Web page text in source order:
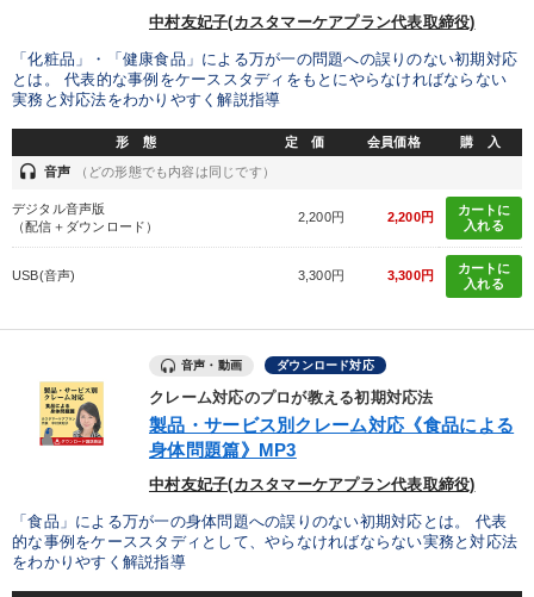
目的別
業績を伸ばしたい 財務・数字力の向上
パフォーマンス向上 経営体系を学びたい
新事業・新商品づくり 経営を改善したい
上場企業 企業成長 コロナ禍対策
※「更新」を押すと「カテゴリー」「目的別」「キーワード」を更新いただけます。
中村友妃子(カスタマーケアプラン代表取締役)
「化粧品」・「健康食品」による万が一の問題への誤りのない初期対応
とは。 代表的な事例をケーススタディをもとにやらなければならない
実務と対応法をわかりやすく解説指導
形 態 定 価 会員価格 購 入
headset 音声 （どの形態でも内容は同じです）
デジタル音声版
（配信＋ダウンロード）
2,200円 2,200円
カートに
入れる
USB(音声) 3,300円 3,300円
カートに
入れる
音声・動画 ダウンロード対応
クレーム対応のプロが教える初期対応法
製品・サービス別クレーム対応《食品による
身体問題篇》MP3
中村友妃子(カスタマーケアプラン代表取締役)
「食品」による万が一の身体問題への誤りのない初期対応とは。 代表
的な事例をケーススタディとして、やらなければならない実務と対応法
をわかりやすく解説指導